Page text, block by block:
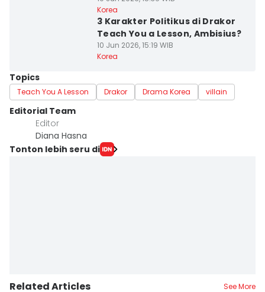
Korea
3 Karakter Politikus di Drakor
Teach You a Lesson, Ambisius?
10 Jun 2026, 15:19 WIB
Korea
Topics
Teach You A Lesson Drakor Drama Korea villain
Editorial Team
Editor
Diana Hasna
Tonton lebih seru di
Related Articles See More